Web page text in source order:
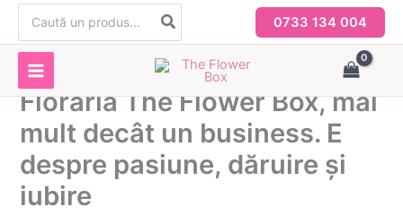
Skip
content
for:
0733 134 004
Florăria The Flower Box, mai
mult decât un business. E
despre pasiune, dăruire și
iubire